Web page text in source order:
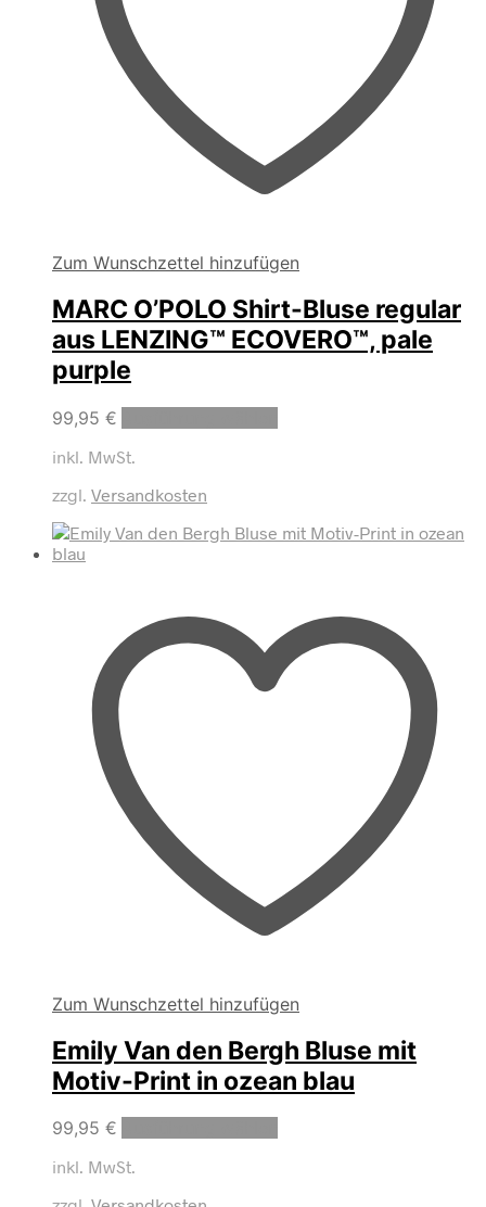
Zum Wunschzettel hinzufügen
MARC O’POLO Shirt-Bluse regular
aus LENZING™ ECOVERO™, pale
purple
99,95 €
Die
der
Produktseite
gewählt
werden
inkl. MwSt.
zzgl. Versandkosten
Zum Wunschzettel hinzufügen
Emily Van den Bergh Bluse mit
Motiv-Print in ozean blau
99,95 €
inkl. MwSt.